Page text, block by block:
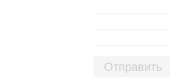
Отправить